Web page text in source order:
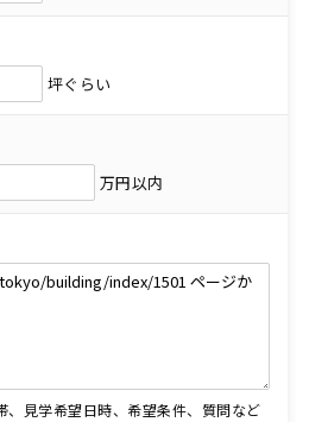
坪ぐらい
万円以内
、見学希望日時、希望条件、質問など